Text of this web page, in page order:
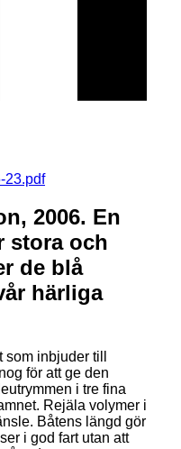
23.pdf
2006. En
stora och
de blå
härliga
inbjuder till
för att ge den
i tre fina
Rejäla volymer i
Båtens längd gör
i god fart utan att